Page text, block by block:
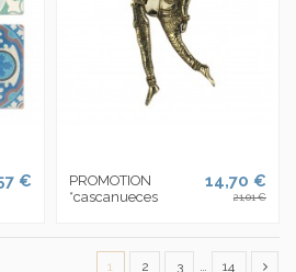
€
PROMOTION
*cascanueces
14,70 €
21,01 €
1 2 3 … 14